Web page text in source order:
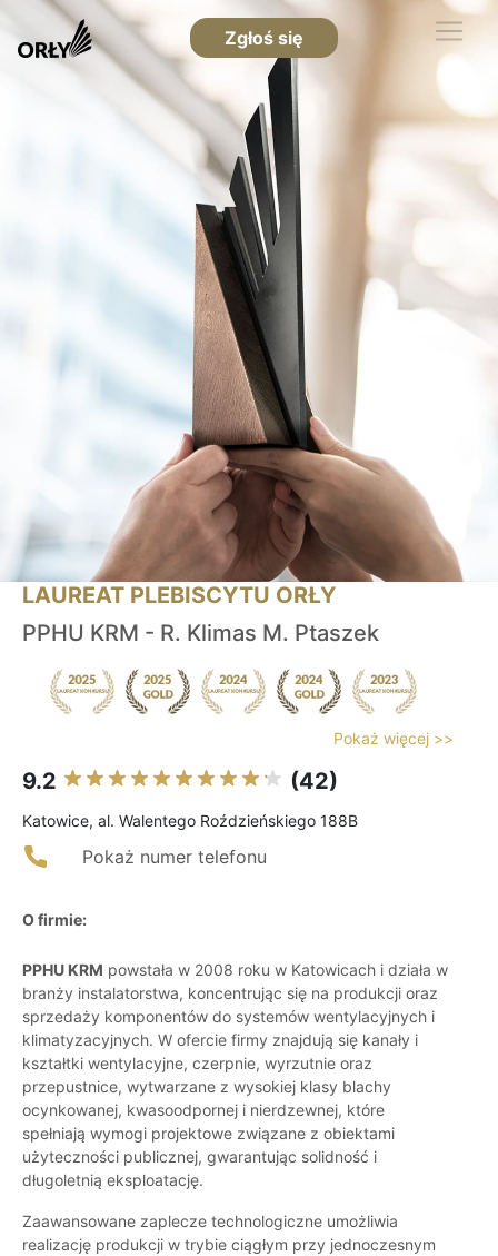
Zgłoś się
LAUREAT PLEBISCYTU ORŁY
PPHU KRM - R. Klimas M. Ptaszek
Pokaż więcej >>
9.2 (42)
Katowice, al. Walentego Roździeńskiego 188B
Pokaż numer telefonu
O firmie:
PPHU KRM powstała w 2008 roku w Katowicach i działa w
branży instalatorstwa, koncentrując się na produkcji oraz
sprzedaży komponentów do systemów wentylacyjnych i
klimatyzacyjnych. W ofercie firmy znajdują się kanały i
kształtki wentylacyjne, czerpnie, wyrzutnie oraz
przepustnice, wytwarzane z wysokiej klasy blachy
ocynkowanej, kwasoodpornej i nierdzewnej, które
spełniają wymogi projektowe związane z obiektami
użyteczności publicznej, gwarantując solidność i
długoletnią eksploatację.
Zaawansowane zaplecze technologiczne umożliwia
realizację produkcji w trybie ciągłym przy jednoczesnym